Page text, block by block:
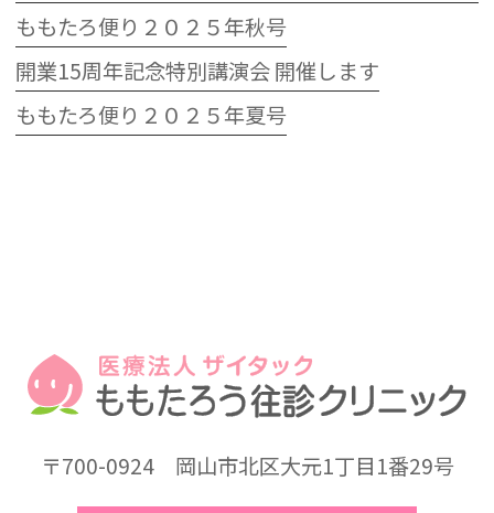
ももたろ便り２０２５年秋号
開業15周年記念特別講演会 開催します
ももたろ便り２０２５年夏号
〒700-0924岡山市北区大元1丁目1番29号